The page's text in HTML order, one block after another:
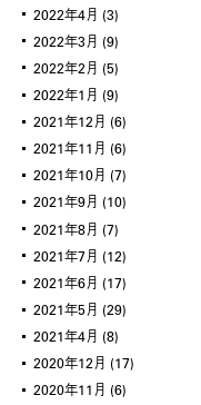
2022年4月 (3)
2022年3月 (9)
2022年2月 (5)
2022年1月 (9)
2021年12月 (6)
2021年11月 (6)
2021年10月 (7)
2021年9月 (10)
2021年8月 (7)
2021年7月 (12)
2021年6月 (17)
2021年5月 (29)
2021年4月 (8)
2020年12月 (17)
2020年11月 (6)